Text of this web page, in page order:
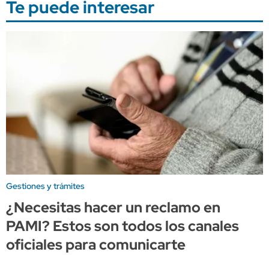
Te puede interesar
Gestiones y trámites
¿Necesitas hacer un reclamo en
PAMI? Estos son todos los canales
oficiales para comunicarte